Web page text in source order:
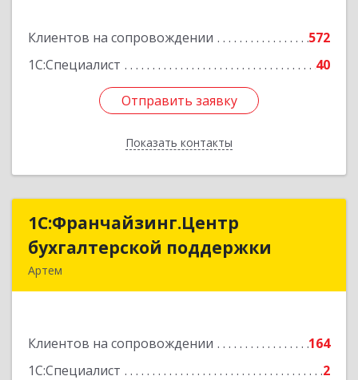
Клиентов на сопровождении
572
1С:Специалист
40
Отправить заявку
Показать контакты
Отправить заявку
Назад
1С:Франчайзинг.Центр
бухгалтерской поддержки
Артем
Клиентов на сопровождении
164
1С:Специалист
2
1С:Франчайзинг.Центр
бухгалтерской поддержки
Подробнее